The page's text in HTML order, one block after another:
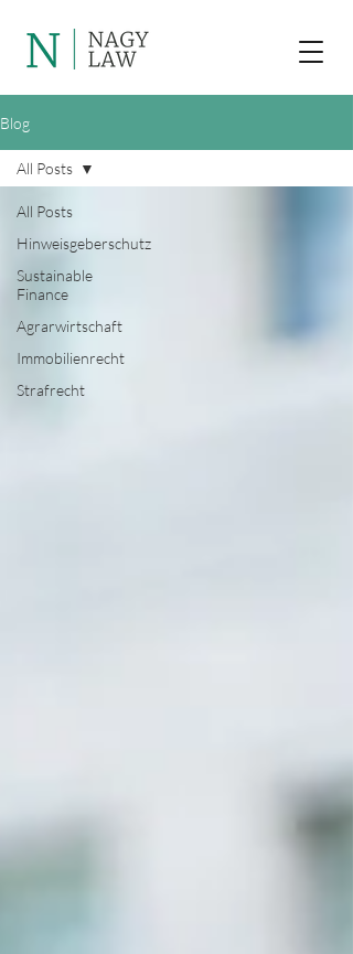
Blog
All Posts
Hinweisgeberschutz
Sustainable
Finance
Agrarwirtschaft
Immobilienrecht
Strafrecht
All Posts